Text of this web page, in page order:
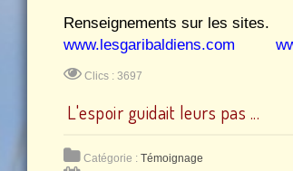
Renseignements sur les sites.
www.lesgaribaldiens.com
Clics : 3697
L'espoir guidait leurs pas ...
Catégorie : Témoignage